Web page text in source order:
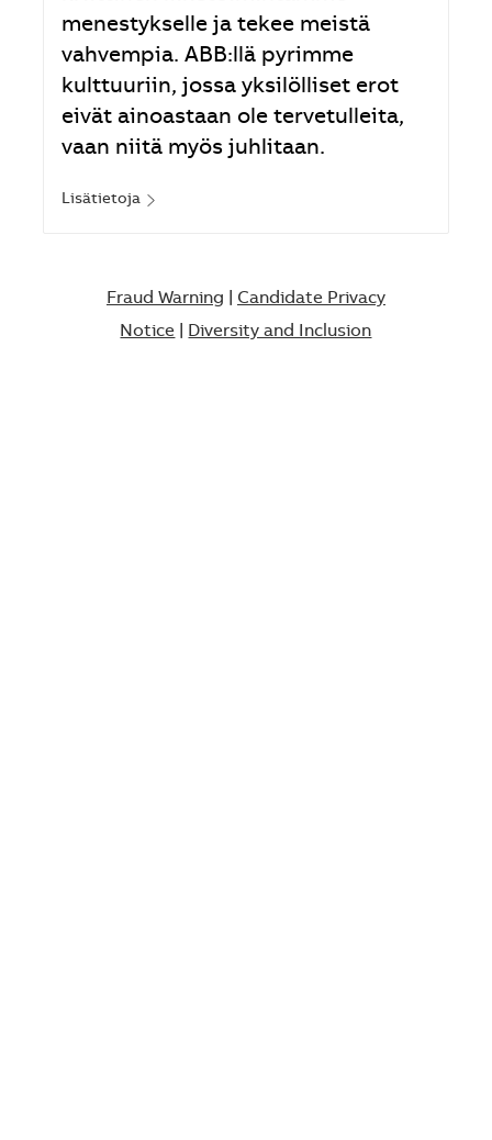
menestykselle ja tekee meistä
vahvempia. ABB:llä pyrimme
kulttuuriin, jossa yksilölliset erot
eivät ainoastaan ole tervetulleita,
vaan niitä myös juhlitaan.
Lisätietoja
Fraud Warning
Candidate Privacy
Notice
Diversity and Inclusion​​​​​​​